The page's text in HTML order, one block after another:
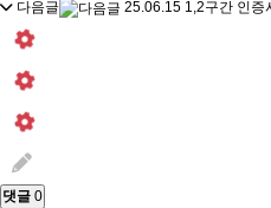
다음글
25.06.15 1,2구간 인증
댓글 0